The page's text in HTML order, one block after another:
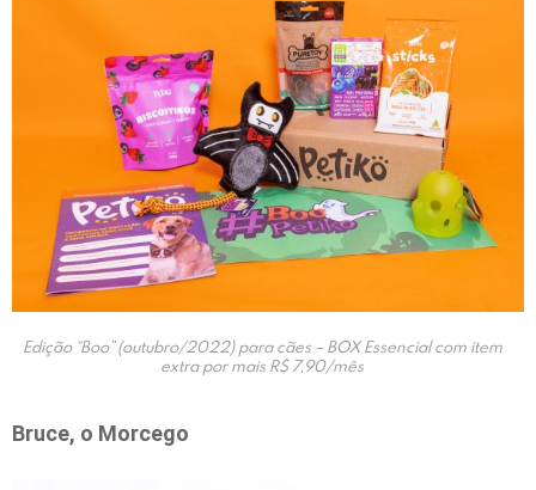
Edição “Boo” (outubro/2022) para cães – BOX Essencial com item
extra por mais R$ 7,90/mês
Bruce, o Morcego